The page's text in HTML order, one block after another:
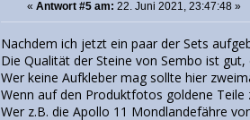
«Antwort #5 am: 22. Juni 2021, 23:47:48 »
Nachdem ich jetzt ein paar der Sets
Die Qualität der Steine von Sembo ist
Wer keine Aufkleber mag sollte hier
Wenn auf den Produktfotos goldene Teile
Wer z.B. die Apollo 11 Mondlandefähre